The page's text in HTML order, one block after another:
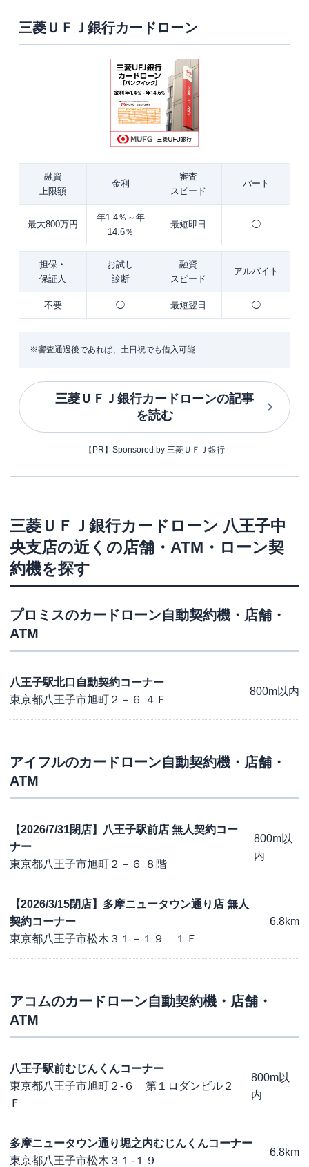
三菱ＵＦＪ銀行カードローン
融資
上限額
金利
審査
スピード
パート
最大800万円
年1.4％～年
14.6％
最短即日 ◯
担保・
保証人
お試し
診断
融資
スピード
アルバイト
不要 ◯ 最短翌日 ◯
※審査通過後であれば、土日祝でも借入可能
三菱ＵＦＪ銀行カードローンの記事
を読む
【PR】Sponsored by 三菱ＵＦＪ銀行
三菱ＵＦＪ銀行カードローン 八王子中
央支店の近くの店舗・ATM・ローン契
約機を探す
プロミスのカードローン自動契約機・店舗・
ATM
八王子駅北口自動契約コーナー
東京都八王子市旭町２－６ ４Ｆ
800m以内
アイフルのカードローン自動契約機・店舗・
ATM
【2026/7/31閉店】八王子駅前店 無人契約コー
ナー
東京都八王子市旭町２－６ ８階
800m以
内
【2026/3/15閉店】多摩ニュータウン通り店 無人
契約コーナー
東京都八王子市松木３１－１９ １Ｆ
6.8km
アコムのカードローン自動契約機・店舗・
ATM
八王子駅前むじんくんコーナー
東京都八王子市旭町２-６ 第１ロダンビル２
Ｆ
800m以
内
多摩ニュータウン通り堀之内むじんくんコーナー
東京都八王子市松木３１-１９
6.8km